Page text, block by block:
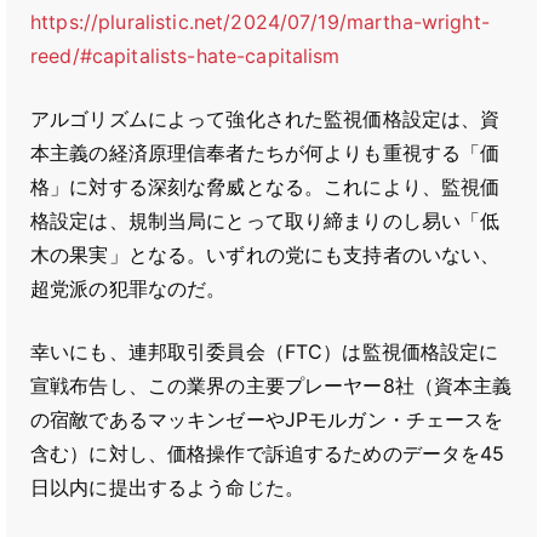
https://pluralistic.net/2024/07/19/martha-wright-
reed/#capitalists-hate-capitalism
アルゴリズムによって強化された監視価格設定は、資
本主義の経済原理信奉者たちが何よりも重視する「価
格」に対する深刻な脅威となる。これにより、監視価
格設定は、規制当局にとって取り締まりのし易い「低
木の果実」となる。いずれの党にも支持者のいない、
超党派の犯罪なのだ。
幸いにも、連邦取引委員会（FTC）は監視価格設定に
宣戦布告し、この業界の主要プレーヤー8社（資本主義
の宿敵であるマッキンゼーやJPモルガン・チェースを
含む）に対し、価格操作で訴追するためのデータを45
日以内に提出するよう命じた。